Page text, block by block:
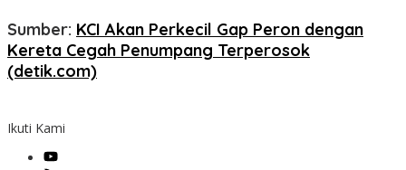
Sumber: KCI Akan Perkecil Gap Peron dengan
Kereta Cegah Penumpang Terperosok
(detik.com)
Ikuti Kami